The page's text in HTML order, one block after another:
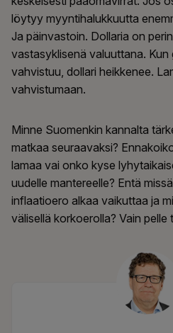
löytyy myyntihalukkuutta
Ja päinvastoin. Dollaria on
vastasyklisenä valuuttana. Kun
vahvistuu, dollari heikkenee.
vahvistumaan.
Minne Suomenkin kannalta
matkaa seuraavaksi?
lamaa vai onko kyse
uudelle mantereelle? Entä
inflaatioero alkaa vaikuttaa ja
välisellä korkoerolla? Vain pelle